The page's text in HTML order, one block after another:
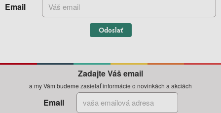
Email
Odoslať
Zadajte Váš email
a my Vám budeme zasielať informácie o novinkách a akciách
Email